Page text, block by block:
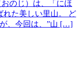
のじ）は、「にほ
れた美しい里山。 ど
、今回は、”山 […]